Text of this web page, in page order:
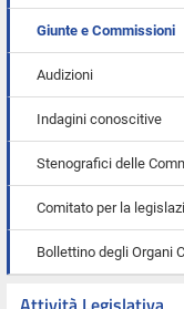
Giunte e Commissioni
Audizioni
Indagini conoscitive
Stenografici delle
Comitato per la
Bollettino degli Organi